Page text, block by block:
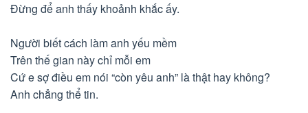
Đừng để anh thấy khoảnh khắc ấy.
Người biết cách làm anh yếu mềm
Trên thế gian này chỉ mỗi em
Cứ e sợ điều em nói “còn yêu anh” là thật hay không?
Anh chẳng thể tin.